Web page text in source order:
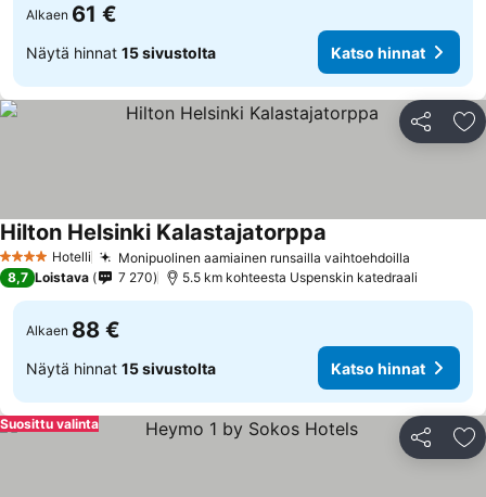
Alkaen 61 €
Näytä hinnat 15 sivustolta Katso hinnat
Jaa
4 Tähtiluokitus
Hotelli Monipuolinen aamiainen runsailla vaihtoehdoilla
Hilton Helsinki Kalastajatorppa
8,7 Loistava 7 270 5.5 km kohteesta Uspenskin katedraali
Alkaen 88 €
Näytä hinnat 15 sivustolta Katso hinnat
Jaa
Suosittu valinta